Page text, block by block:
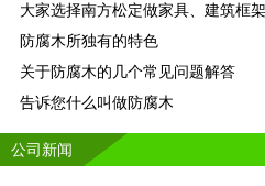
大家选择南方松定做家具、建筑框
防腐木所独有的特色
关于防腐木的几个常见问题解答
告诉您什么叫做防腐木
公司新闻